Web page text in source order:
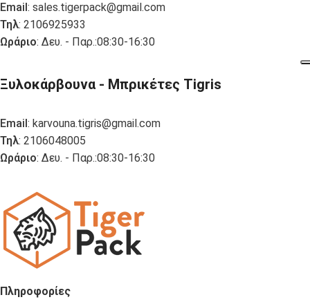
Email: sales.tigerpack@gmail.com
Τηλ: 2106925933
Ωράριο: Δευ. - Παρ.:08:30-16:30
Ξυλοκάρβουνα - Μπρικέτες Tigris
Email: karvouna.tigris@gmail.com
Τηλ: 2106048005
Ωράριο: Δευ. - Παρ.:08:30-16:30
Πληροφορίες